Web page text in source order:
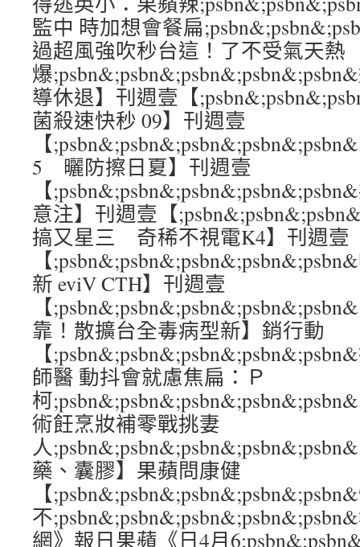
監中 時加想會餐扁
過超風強吹秒台這！了不受氣天熱
爆
導休退】刊週壹【
菌殺速快秒 09】刊週壹
【
5 曬防擦日夏】刊週壹
【
意注】刊週壹【
搞又星三 奇稀不視電K4】刊週壹
【
新 eviV CTH】刊週壹
【
靠！散擴台全毒病型新】銷行動
【
師醫 動抖會就慮焦扁：Ｐ
柯
術飪烹妝補零戰挑妻
人
藥、囊膠】果蘋問康健
【
不
網》報日果蘋《日4月